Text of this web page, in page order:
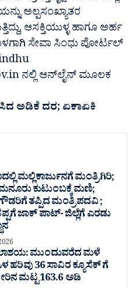
ಅಲ್ಪಸಂಖ್ಯಾತರ
ಆಸಕ್ತಿಯುಳ್ಳ ಹಾಗೂ ಅರ್ಹ
ಸೇವಾ ಸಿಂಧು ಪೋರ್ಟಲ್
ನಲ್ಲಿ ಆನ್‍ಲೈನ್ ಮೂಲಕ
ಅಡಿಕೆ ದರ; ಏಕಾಏಕಿ
ಮಲ್ಲಿಕಾರ್ಜುನಗೆ ಮಂತ್ರಿಗಿರಿ;
ಕುಟುಂಬಕ್ಕೆ ಮಣಿ;
ತಪ್ಪಿದ ಮಂತ್ರಿ ಪದವಿ ;
ಜಾಕ್ ಪಾಟ್- ಜಿಲ್ಲೆಗೆ ಎರಡು
ಮುಂದುವರೆದ ಮಳೆ
ಹರಿವು 36 ಸಾವಿರ‌ ಕ್ಯೂಸೆಕ್ ಗೆ
ಮಟ್ಟ 163.6 ಅಡಿ